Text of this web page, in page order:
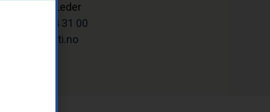
Teknisk Leder
Tlf: 37 14 31 00
rune@letti.no